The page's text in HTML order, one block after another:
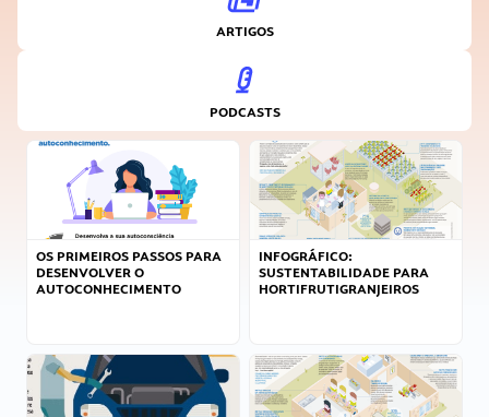
ARTIGOS
PODCASTS
OS PRIMEIROS PASSOS PARA
DESENVOLVER O
AUTOCONHECIMENTO
INFOGRÁFICO:
SUSTENTABILIDADE PARA
HORTIFRUTIGRANJEIROS